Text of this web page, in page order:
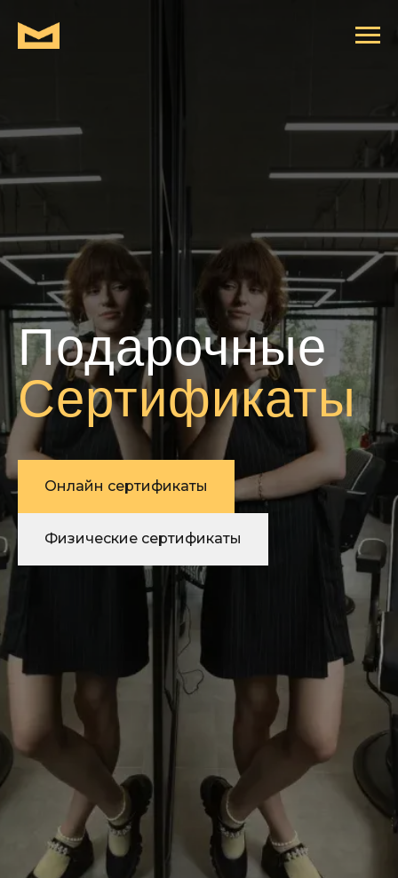
Подарочные
Сертификаты
Онлайн сертификаты
Физические сертификаты